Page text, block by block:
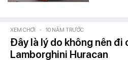
XEM CHƠI - 10 NĂM TRƯỚC
Đây là lý do không nên đi
Lamborghini Huracan